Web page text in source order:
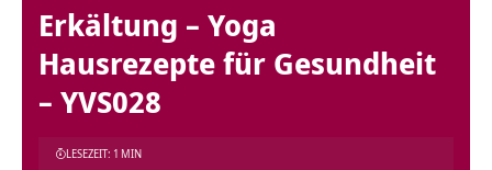
Erkältung – Yoga
Hausrezepte für Gesundheit
– YVS028
LESEZEIT: 1 MIN